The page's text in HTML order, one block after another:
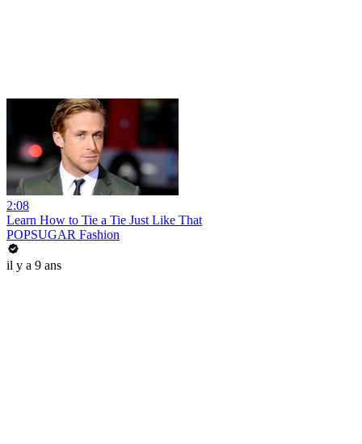
2:08
Learn How to Tie a Tie Just Like That
POPSUGAR Fashion
il y a 9 ans